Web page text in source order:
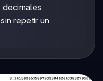
decimales
repetir un